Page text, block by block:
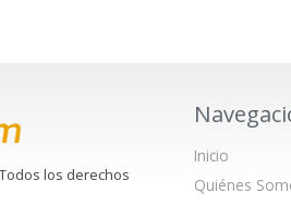
los derechos
Inicio
Quiénes